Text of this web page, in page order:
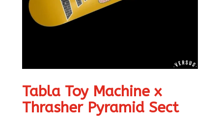
Tabla Toy Machine x
Thrasher Pyramid Sect